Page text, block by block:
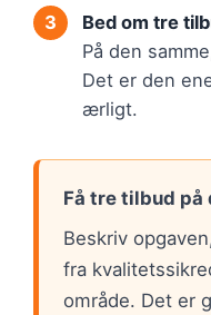
Bed om tre
På den
Det er den
ærligt.
Få tre tilbud på
Beskriv
fra
område. Det er